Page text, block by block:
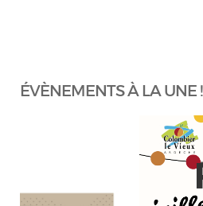
ÉVÈNEMENTS À LA UNE !